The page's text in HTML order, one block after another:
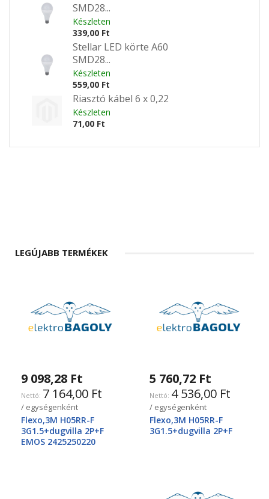
SMD28...
Készleten
339,00 Ft
Stellar LED körte A60
SMD28...
Készleten
559,00 Ft
Riasztó kábel 6 x 0,22
Készleten
71,00 Ft
LEGÚJABB TERMÉKEK
9 098,28 Ft
7 164,00 Ft
/ egységenként
Flexo,3M H05RR-F
3G1.5+dugvilla 2P+F
EMOS 2425250220
5 760,72 Ft
4 536,00 Ft
/ egységenként
Flexo,3M H05RR-F
3G1.5+dugvilla 2P+F